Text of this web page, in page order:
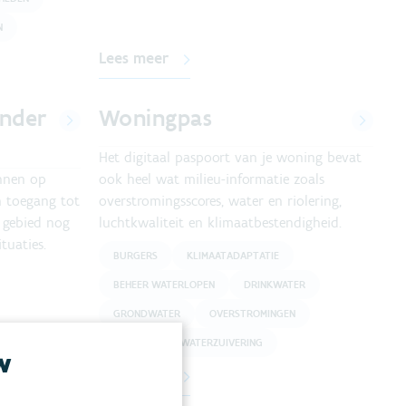
Lees meer
op
toegang tot
nog
Woningpas
Het digitaal paspoort van je woning bevat
ook heel wat milieu-informatie zoals
overstromingsscores, water en riolering,
luchtkwaliteit en klimaatbestendigheid.
BURGERS KLIMAATADAPTATIE
BEHEER WATERLOPEN DRINKWATER
GRONDWATER OVERSTROMINGEN
RIOLERING EN WATERZUIVERING